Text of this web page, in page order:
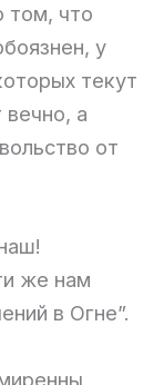
том, что
у
текут
вечно, а
от
же нам
в Огне”.